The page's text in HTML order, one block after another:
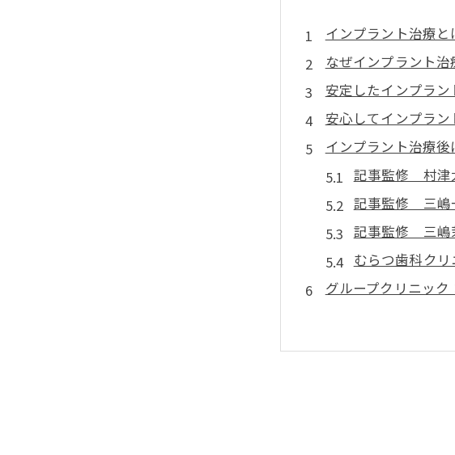
インプラント治療と
なぜインプラント
安定したインプラ
安心してインプラ
インプラント治療
記事監修 村津
記事監修 三嶋
記事監修 三嶋
むらつ歯科クリ
グループクリニッ